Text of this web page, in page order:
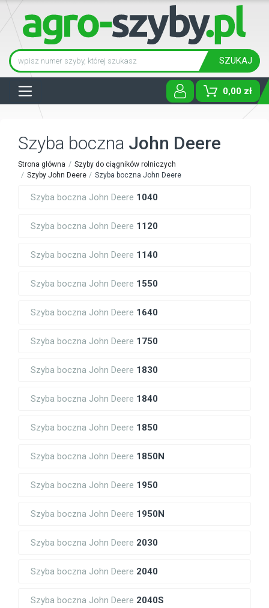
SZUKAJ
0,00 zł
Szyba boczna John Deere
Strona główna
Szyby do ciągników rolniczych
Szyby John Deere
Szyba boczna John Deere
Szyba boczna John Deere 1040
Szyba boczna John Deere 1120
Szyba boczna John Deere 1140
Szyba boczna John Deere 1550
Szyba boczna John Deere 1640
Szyba boczna John Deere 1750
Szyba boczna John Deere 1830
Szyba boczna John Deere 1840
Szyba boczna John Deere 1850
Szyba boczna John Deere 1850N
Szyba boczna John Deere 1950
Szyba boczna John Deere 1950N
Szyba boczna John Deere 2030
Szyba boczna John Deere 2040
Szyba boczna John Deere 2040S